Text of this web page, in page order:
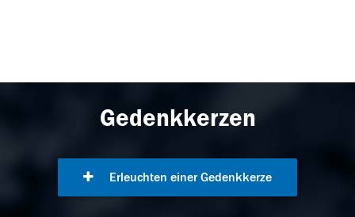
Gedenkkerzen
Erleuchten einer Gedenkkerze